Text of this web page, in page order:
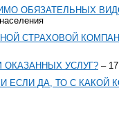
ОБЯЗАТЕЛЬНЫХ
СТРАХОВОЙ
УСЛУГ? –
ДА, ТО С КАКОЙ